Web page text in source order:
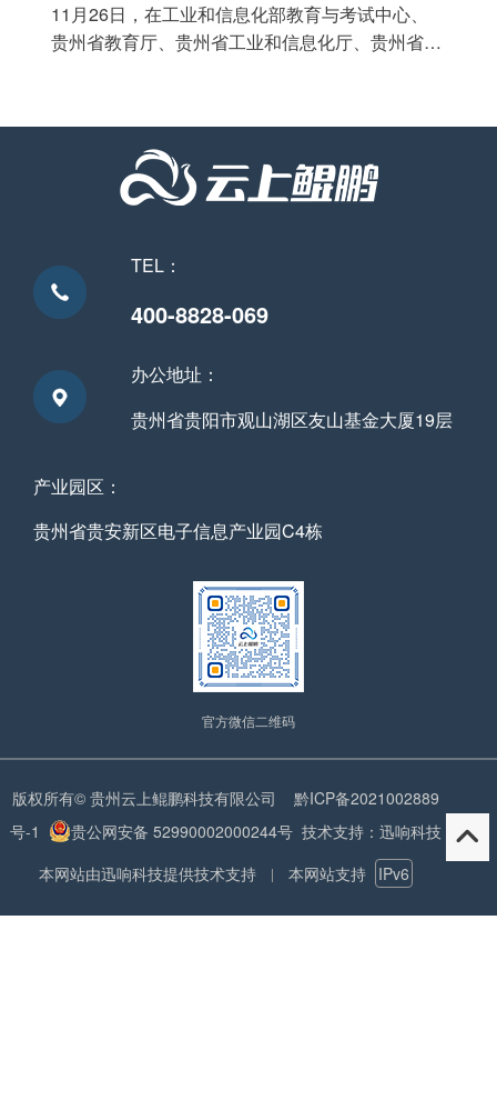
11月26日，在工业和信息化部教育与考试中心、
贵州省教育厅、贵州省工业和信息化厅、贵州省发
鲲鹏作为工业数字化转型领域的服务商代表受邀参
加大会，并被授予“全国制造业数字化转型发展行
业产教融合共同体副理事长单位”。
TEL：
400-8828-069
办公地址：
贵州省贵阳市观山湖区友山基金大厦19层
产业园区：
贵州省贵安新区电子信息产业园C4栋
官方微信二维码
版权所有© 贵州云上鲲鹏科技有限公司 黔ICP备2021002889
号-1
贵公网安备 52990002000244号技术支持：迅响科技
本网站由迅响科技提供技术支持 本网站支持 IPv6